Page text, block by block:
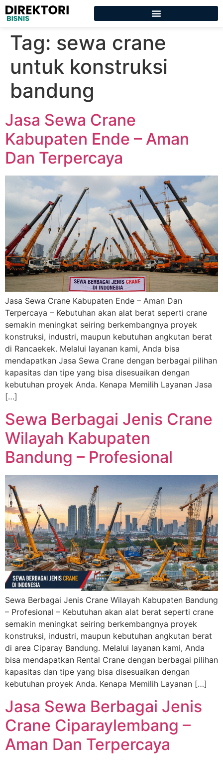
Tag: sewa crane
untuk konstruksi
bandung
Jasa Sewa Crane
Kabupaten Ende – Aman
Dan Terpercaya
Jasa Sewa Crane Kabupaten Ende – Aman Dan
Terpercaya – Kebutuhan akan alat berat seperti crane
semakin meningkat seiring berkembangnya proyek
konstruksi, industri, maupun kebutuhan angkutan berat
di Rancaekek. Melalui layanan kami, Anda bisa
mendapatkan Jasa Sewa Crane dengan berbagai pilihan
kapasitas dan tipe yang bisa disesuaikan dengan
kebutuhan proyek Anda. Kenapa Memilih Layanan Jasa
[…]
Sewa Berbagai Jenis Crane
Wilayah Kabupaten
Bandung – Profesional
Sewa Berbagai Jenis Crane Wilayah Kabupaten Bandung
– Profesional – Kebutuhan akan alat berat seperti crane
semakin meningkat seiring berkembangnya proyek
konstruksi, industri, maupun kebutuhan angkutan berat
di area Ciparay Bandung. Melalui layanan kami, Anda
bisa mendapatkan Rental Crane dengan berbagai pilihan
kapasitas dan tipe yang bisa disesuaikan dengan
kebutuhan proyek Anda. Kenapa Memilih Layanan […]
Jasa Sewa Berbagai Jenis
Crane Ciparaylembang –
Aman Dan Terpercaya